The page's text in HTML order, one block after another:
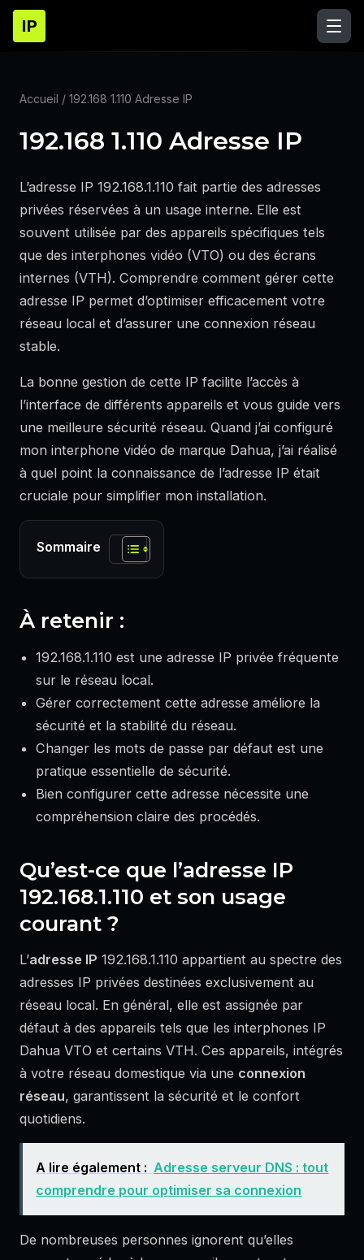
IP
Accueil / 192.168 1.110 Adresse IP
192.168 1.110 Adresse IP
L’adresse IP 192.168.1.110 fait partie des adresses
privées réservées à un usage interne. Elle est
souvent utilisée par des appareils spécifiques tels
que des interphones vidéo (VTO) ou des écrans
internes (VTH). Comprendre comment gérer cette
adresse IP permet d’optimiser efficacement votre
réseau local et d’assurer une connexion réseau
stable.
La bonne gestion de cette IP facilite l’accès à
l’interface de différents appareils et vous guide vers
une meilleure sécurité réseau. Quand j’ai configuré
mon interphone vidéo de marque Dahua, j’ai réalisé
à quel point la connaissance de l’adresse IP était
cruciale pour simplifier mon installation.
Sommaire
À retenir :
192.168.1.110 est une adresse IP privée fréquente
sur le réseau local.
Gérer correctement cette adresse améliore la
sécurité et la stabilité du réseau.
Changer les mots de passe par défaut est une
pratique essentielle de sécurité.
Bien configurer cette adresse nécessite une
compréhension claire des procédés.
Qu’est-ce que l’adresse IP
192.168.1.110 et son usage
courant ?
L’adresse IP 192.168.1.110 appartient au spectre des
adresses IP privées destinées exclusivement au
réseau local. En général, elle est assignée par
défaut à des appareils tels que les interphones IP
Dahua VTO et certains VTH. Ces appareils, intégrés
à votre réseau domestique via une connexion
réseau, garantissent la sécurité et le confort
quotidiens.
A lire également : Adresse serveur DNS : tout
comprendre pour optimiser sa connexion
De nombreuses personnes ignorent qu’elles